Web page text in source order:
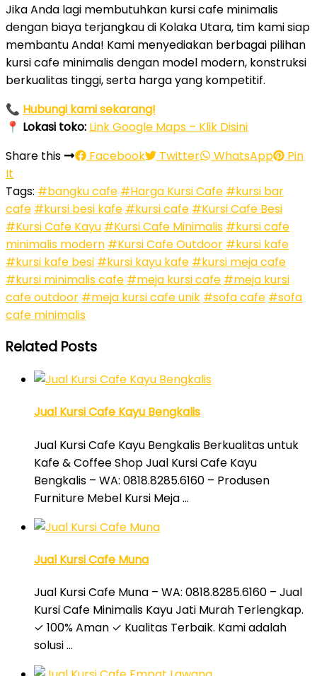
Jika Anda lagi membutuhkan kursi cafe minimalis
dengan biaya terjangkau di Kolaka Utara, tim kami siap
membantu Anda! Kami menyediakan berbagai pilihan
kursi cafe minimalis dengan model modern, konstruksi
berkualitas tinggi, serta harga yang kompetitif.
📞 Hubungi kami sekarang!
📍 Lokasi toko: Link Google Maps – Klik Disini
Share this
Facebook Twitter WhatsApp
Pin
It
Tags: #bangku cafe #Harga Kursi Cafe #kursi bar
cafe #kursi besi kafe #kursi cafe #Kursi Cafe Besi
#Kursi Cafe Kayu #Kursi Cafe Minimalis #kursi cafe
minimalis modern #Kursi Cafe Outdoor #kursi kafe
#kursi kafe besi #kursi kayu kafe #kursi meja cafe
#kursi minimalis cafe #meja kursi cafe #meja kursi
cafe outdoor #meja kursi cafe unik #sofa cafe #sofa
cafe minimalis
Related Posts
Jual Kursi Cafe Kayu Bengkalis
Jual Kursi Cafe Kayu Bengkalis Berkualitas untuk
Kafe & Coffee Shop Jual Kursi Cafe Kayu
Bengkalis – WA: 0818.8285.6160 – Produsen
Furniture Mebel Kursi Meja …
Jual Kursi Cafe Muna
Jual Kursi Cafe Muna – WA: 0818.8285.6160 – Jual
Kursi Cafe Minimalis Kayu Jati Murah Terlengkap.
✓ 100% Aman ✓ Kualitas Terbaik. Kami adalah
solusi …